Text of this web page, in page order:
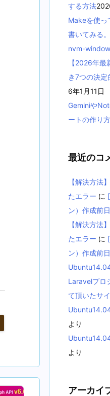
する方法
Makeを使っ
書いてみる。
nvm-
【2026年
き7つの決定
6年1月11日
Geminiや
ートの作り方
最近のコ
【解決方法
たエラー に
ン）作成前
【解決方法
たエラー に
ン）作成前
Laravelプロ
て頂いたサ
より
より
アーカイ